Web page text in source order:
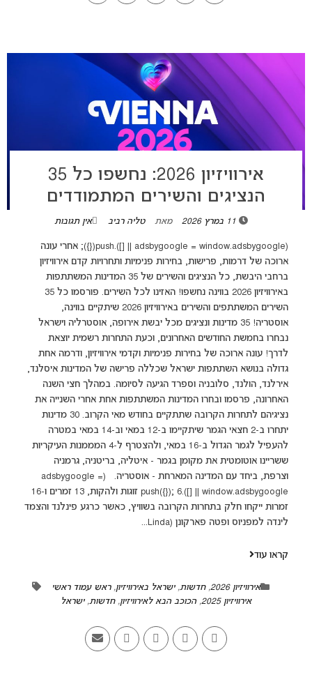
אירוויזיון 2026: נחשפו כל 35
הנציגים והשירים המתמודדים
מאת טליה רביב אין תגובות
(adsbygoogle = window.adsbygoogle || []).push({}); אחרי עונה
ארוכה של דרמות, פרישות, בחירות פנימיות ותחרויות קדם אירוויזיון
ברחבי היבשת, כל הנציגים והשירים של 35 המדינות המשתתפות
באירוויזיון 2026 בווינה נחשפו! האזינו לכל השירים. פורסמו כל 35
השירים המשתתפים והשירים באירוויזיון 2026 שיתקיים בווינה,
אוסטריה! 35 מדינות ונציגים מכל יבשת אירופה, אוסטרליה וישראל
נבחרו בחמשת החודשים האחרונים, וכעת התחרות רשמית יוצאת
לדרך! עונה ארוכה של בחירות פנימיות וקדמי אירוויזיון, ודרמה אחת
גדולה בנושא השתתפות ישראל שכללה פרישה של המדינות איסלנד,
אירלנד, הולנד, סלובניה וספרד הגיעה לסיומה. במהלך חצי השנה
האחרונה, פרסמו ובחרו המדינות המשתתפות אחת אחרי השנייה את
נציגיהם לתחרות הקרובה שתתקיים בחודש מאי הקרוב. 30 מדינות
יתחרו ב-2 חצאי הגמר שיתקיימו ב-12 במאי וב-14 במאי במטרה
להעפיל לגמר הגדול ב-16 במאי, ולהצטרף ל-4 המממנות העיקריות
ששריינו אוטומטית את מקומן בגמר - איטליה, בריטניה, גרמניה
וצרפת, ביחד עם המדינה המארחת - אוסטריה. (adsbygoogle =
window.adsbygoogle || []).push({}); 6 זוגות ולהקות, 13 זמרים ו-16
זמרות ייקחו חלק בתחרות הקרובה בשוויץ, כאשר כרגע פינלנד והצמד
לינדה למפניוס ופטה פארקונן (Linda...
קראו עוד
אירוויזיון 2026 ,חדשות,ישראל באירוויזיון,ראש עמוד ראשי
אירוויזיון 2025
,הכוכב הבא לאירוויזיון,חדשות,ישראל